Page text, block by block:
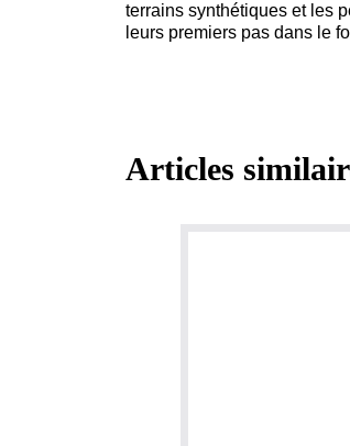
terrains synthétiques et les
leurs premiers pas dans le
Articles